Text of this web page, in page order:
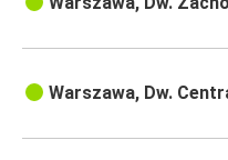
Warszawa, Dw.